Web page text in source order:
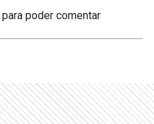
para poder comentar